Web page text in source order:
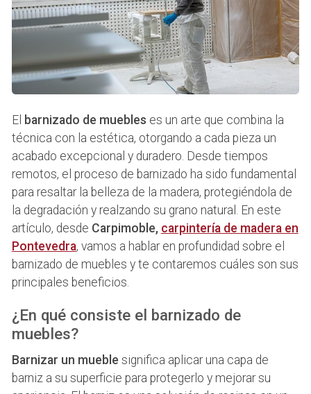
El barnizado de muebles es un arte que combina la
técnica con la estética, otorgando a cada pieza un
acabado excepcional y duradero. Desde tiempos
remotos, el proceso de barnizado ha sido fundamental
para resaltar la belleza de la madera, protegiéndola de
la degradación y realzando su grano natural. En este
artículo, desde Carpimoble, carpintería de madera en
Pontevedra, vamos a hablar en profundidad sobre el
barnizado de muebles y te contaremos cuáles son sus
principales beneficios.
¿En qué consiste el barnizado de
muebles?
Barnizar un mueble significa aplicar una capa de
barniz a su superficie para protegerlo y mejorar su